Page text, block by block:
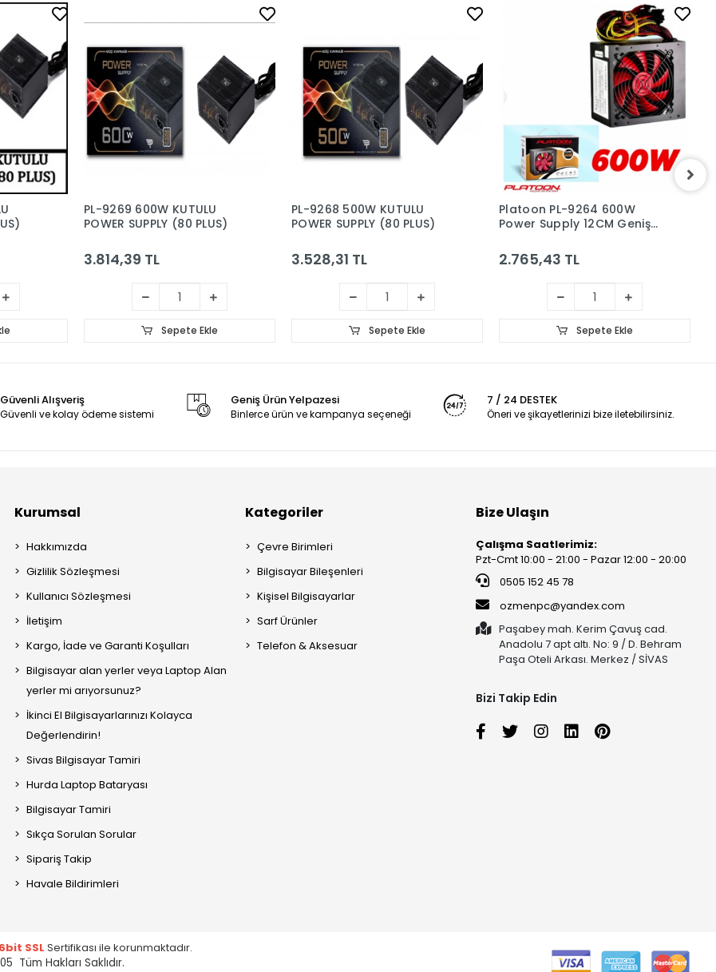
PL-9269 600W KUTULU
POWER SUPPLY (80 PLUS)
3.814,39 TL
Sepete Ekle
PL-9268 500W KUTULU
POWER SUPPLY (80 PLUS)
3.528,31 TL
Sepete Ekle
Platoon PL-9264 600W
Power Supply 12CM Geniş
2.765,43 TL
Sepete Ekle
Güvenli Alışveriş
Güvenli ve kolay ödeme sistemi
Geniş Ürün Yelpazesi
Binlerce ürün ve kampanya seçeneği
7 / 24 DESTEK
Öneri ve şikayetlerinizi bize iletebilirsiniz.
Kurumsal
Hakkımızda
Gizlilik Sözleşmesi
Kullanıcı Sözleşmesi
İletişim
Kargo, İade ve Garanti Koşulları
Bilgisayar alan yerler veya Laptop Alan
yerler mi arıyorsunuz?
İkinci El Bilgisayarlarınızı Kolayca
Değerlendirin!
Sivas Bilgisayar Tamiri
Hurda Laptop Bataryası
Bilgisayar Tamiri
Sıkça Sorulan Sorular
Sipariş Takip
Havale Bildirimleri
Kategoriler
Çevre Birimleri
Bilgisayar Bileşenleri
Kişisel Bilgisayarlar
Sarf Ürünler
Telefon & Aksesuar
Bize Ulaşın
Çalışma Saatlerimiz:
Pzt-Cmt 10:00 - 21:00 - Pazar 12:00 - 20:00
0505 152 45 78
ozmenpc@yandex.com
Paşabey mah. Kerim Çavuş cad.
Anadolu 7 apt altı. No: 9 / D. Behram
Paşa Oteli Arkası. Merkez / SİVAS
Bizi Takip Edin
SSL Sertifikası ile korunmaktadır.
Tüm Hakları Saklıdır.